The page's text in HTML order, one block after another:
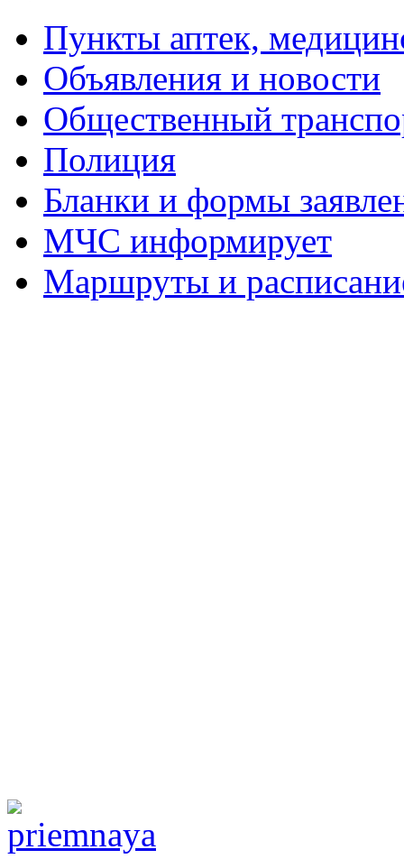
Пункты аптек,
Объявления и новости
Общественный
Полиция
Бланки и формы
МЧС информирует
Маршруты и